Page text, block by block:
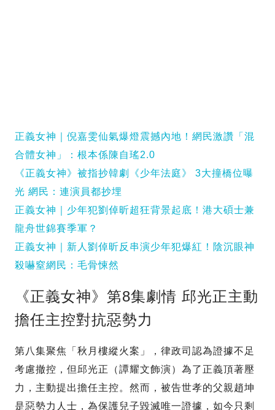
正義女神｜倪嘉雯仙氣爆燈震撼內地！網民激讚「混
合體女神」：根本係陳自瑤2.0
《正義女神》被指抄韓劇《少年法庭》 3大撞橋位曝
光 網民：連演員都抄埋
正義女神｜少年犯劉倬昕超狂背景起底！港大碩士兼
龍舟世錦賽季軍？
正義女神｜新人劉倬昕反串演少年犯爆紅！陰沉眼神
殺嚇窒網民：毛骨悚然
《正義女神》第8集劇情 邱光正主動
擔任主控對抗惡勢力
第八集聚焦「秋月樓縱火案」，律政司認為證據不足
考慮撤控，但邱光正（譚耀文飾演）為了正義頂著壓
力，主動提出擔任主控。然而，被告世孝的父親趙坤
是惡勢力人士，為保護兒子毀滅唯一證據，如今只剩